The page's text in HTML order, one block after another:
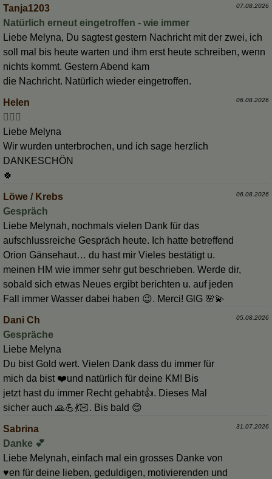
Tanja1203 07.08.2026
Natürlich erneut eingetroffen - wie immer
Liebe Melyna, Du sagtest gestern Nachricht mit der zwei, ich
soll mal bis heute warten und ihm erst heute schreiben, wenn
nichts kommt. Gestern Abend kam
die Nachricht. Natürlich wieder eingetroffen.
Helen 06.08.2026
👩‍❤️‍👩
Liebe Melyna
Wir wurden unterbrochen, und ich sage herzlich
DANKESCHÖN
🍀
Löwe / Krebs 06.08.2026
Gespräch
Liebe Melynah, nochmals vielen Dank für das
aufschlussreiche Gespräch heute. Ich hatte betreffend
Orion Gänsehaut… du hast mir Vieles bestätigt u.
meinen HM wie immer sehr gut beschrieben. Werde dir,
sobald sich etwas Neues ergibt berichten u. auf jeden
Fall immer Wasser dabei haben 😉. Merci! GlG 🌸💫
Dani Ch 05.08.2026
Gespräche
Liebe Melyna
Du bist Gold wert. Vielen Dank dass du immer für
mich da bist ❤️und natürlich für deine KM! Bis
jetzt hast du immer Recht gehabt👍. Dieses Mal
sicher auch 🙏💪💃🏻. Bis bald 😊
Sabrina 31.07.2026
Danke 💕
Liebe Melynah, einfach mal ein grosses Danke von
♥️en für deine lieben, geduldigen, motivierenden und